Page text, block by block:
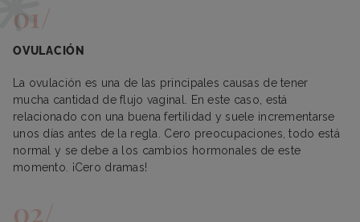
OVULACIÓN
La ovulación es una de las principales causas de tener
mucha cantidad de flujo vaginal. En este caso, está
relacionado con una buena fertilidad y suele incrementarse
unos días antes de la regla. Cero preocupaciones, todo está
normal y se debe a los cambios hormonales de este
momento. ¡Cero dramas!